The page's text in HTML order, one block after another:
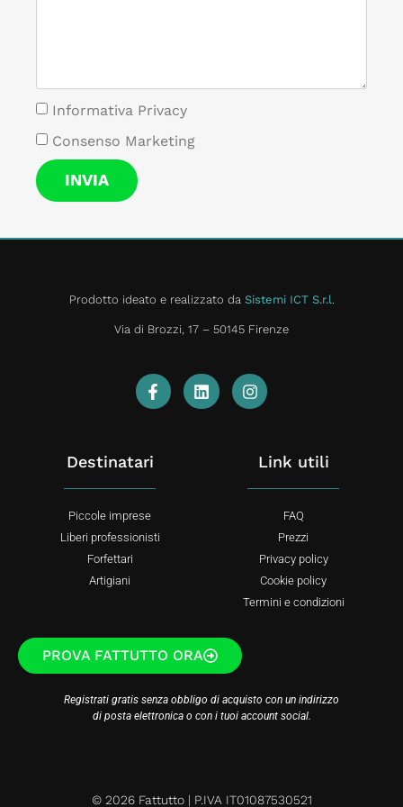
Informativa Privacy
Consenso Marketing
INVIA
Prodotto ideato e realizzato da Sistemi ICT S.r.l
Via di Brozzi, 17 – 50145 Firenze
Destinatari
Piccole imprese
Liberi professionisti
Forfettari
Artigiani
Link utili
FAQ
Prezzi
Privacy policy
Cookie policy
Termini e condizioni
PROVA FATTUTTO ORA
Registrati gratis senza obbligo di acquisto con un indirizzo
di posta elettronica o con i tuoi account social.
© 2026 Fattutto | P.IVA IT01087530521